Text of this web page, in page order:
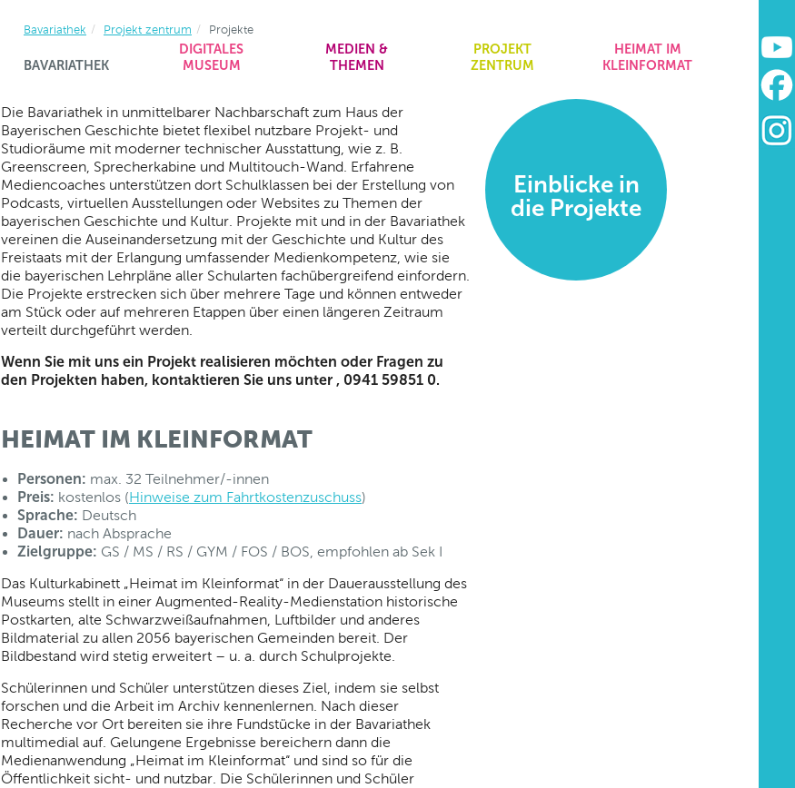
BAVARIATHEK
DIGITALES
MUSEUM
MEDIEN &
THEMEN
PROJEKT
ZENTRUM
HEIMAT IM
KLEINFORMAT
Bavariathek Projekt zentrum Projekte
Die Bavariathek in unmittelbarer Nachbarschaft zum Haus der
Bayerischen Geschichte bietet flexibel nutzbare Projekt- und
Studioräume mit moderner technischer Ausstattung, wie z. B.
Greenscreen, Sprecherkabine und Multitouch-Wand. Erfahrene
Mediencoaches unterstützen dort Schulklassen bei der Erstellung von
Podcasts, virtuellen Ausstellungen oder Websites zu Themen der
bayerischen Geschichte und Kultur. Projekte mit und in der Bavariathek
vereinen die Auseinandersetzung mit der Geschichte und Kultur des
Freistaats mit der Erlangung umfassender Medienkompetenz, wie sie
die bayerischen Lehrpläne aller Schularten fachübergreifend einfordern.
Die Projekte erstrecken sich über mehrere Tage und können entweder
am Stück oder auf mehreren Etappen über einen längeren Zeitraum
verteilt durchgeführt werden.
Wenn Sie mit uns ein Projekt realisieren möchten oder Fragen zu
den Projekten haben, kontaktieren Sie uns unter , 0941 59851 0.
HEIMAT IM KLEINFORMAT
Personen: max. 32 Teilnehmer/-innen
Preis: kostenlos (Hinweise zum Fahrtkostenzuschuss)
Sprache: Deutsch
Dauer: nach Absprache
Zielgruppe: GS / MS / RS / GYM / FOS / BOS, empfohlen ab Sek I
Das Kulturkabinett „Heimat im Kleinformat“ in der Dauerausstellung des
Museums stellt in einer Augmented-Reality-Medienstation historische
Postkarten, alte Schwarzweißaufnahmen, Luftbilder und anderes
Bildmaterial zu allen 2056 bayerischen Gemeinden bereit. Der
Bildbestand wird stetig erweitert – u. a. durch Schulprojekte.
Schülerinnen und Schüler unterstützen dieses Ziel, indem sie selbst
forschen und die Arbeit im Archiv kennenlernen. Nach dieser
Recherche vor Ort bereiten sie ihre Fundstücke in der Bavariathek
multimedial auf. Gelungene Ergebnisse bereichern dann die
Medienanwendung „Heimat im Kleinformat“ und sind so für die
Öffentlichkeit sicht- und nutzbar. Die Schülerinnen und Schüler
Einblicke in
die Projekte